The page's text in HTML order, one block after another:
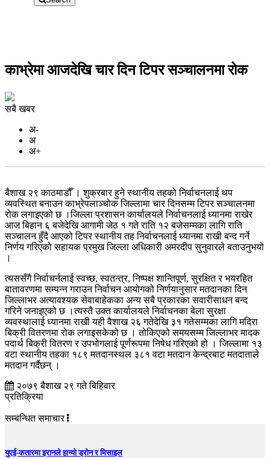
काभ्रेमा आजदेखि चार दिन टिपर सञ्चालनमा रोक
सबै खबर
अ-
अ
अ+
बैशाख २९ काठमाडौँ । शुक्रबार हुने स्थानीय तहको निर्वाचनलाई थप
व्यवस्थित बनाउन काभ्रेपलाञ्चोक जिल्लामा चार दिनसम्म टिपर सञ्चालनमा
रोक लगाइएको छ ।जिल्ला प्रशासन कार्यालयले निर्वाचनलाई ध्यानमा राखेर
आज बिहान ६ बजेदेखि आगामी जेठ १ गते राति १२ बजेसम्मका लागि राति
सञ्चालन हुँदै आएको टिपर स्थानीय तह निर्वाचनलाई ध्यानमा राखी बन्द गर्ने
निर्णय गरिएको सहायक प्रमुख जिल्ला अधिकारी अमरदीप सुनुवारले बताउनुभयो
।
त्यससँगै निर्वाचर्नलाई स्वच्छ, स्वतन्त्र, निष्पक्ष शान्तिपूर्ण, सुरक्षित र भयरहित
बातावरणमा सम्पन्न गराउन निर्वाचन आयोगको निर्णयानुसार मतदानका दिन
जिल्लाभर अत्यावश्यक सेवाबाहेकका अन्य सबै प्रकारका सवारीसाधन बन्द
गरिने जनाइएको छ ।त्यस्तै उक्त कार्यालयले निर्वाचनका बेला सुरक्षा
व्यवस्थालाई ध्यानमा राखी यही वैशाख २६ गतेदेखि ३१ गतेसम्मका लागि मदिरा
बिक्री वितरणमा रोक लगाइसकेको छ । तोकिएको समयसम्म जिल्लाभर मादक
पदार्थ बिक्री वितरण र उपभोगलाई पूर्णरूपमा निषेध गरिएको हो । जिल्लामा १३
वटा स्थानीय तहका १८९ मतदानस्थल ३८१ वटा मतदान केन्द्रबाट मतदाताले
मतदान गर्दैछन् ।
२०७९ बैशाख २९ गते बिहिवार
प्रतिक्रिया
सम्बन्धित समाचार
युएई-कतारमा इरानले हान्यो ड्रोन र मिसाइल